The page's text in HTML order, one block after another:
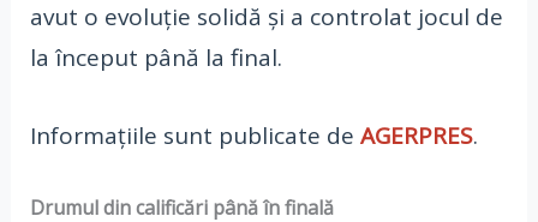
avut o evoluție solidă și a controlat jocul de
la început până la final.
Informațiile sunt publicate de AGERPRES.
Drumul din calificări până în finală